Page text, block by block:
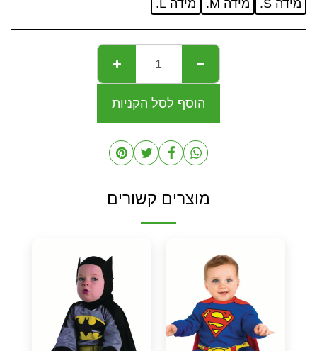
מידה S. מידה M. מידה L.
הוסף לסל הקניות
מוצרים קשורים